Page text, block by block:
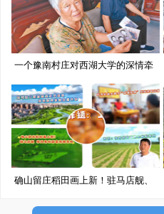
一个豫南村庄对西湖大学的深情牵
挂
确山留庄稻田画上新！驻马店舰、